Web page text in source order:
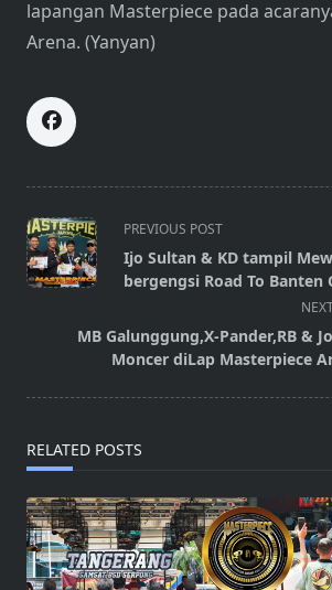
lapangan Masterpiece pada
Arena. (Yanyan)
<span
class="nav-
subtitle
reader-
text">Page</span>
PREVIOUS POST
Ijo Sultan & KD tampil
bergengsi Road To Banten
MB Galunggung,X-Pander,RB &
Moncer diLap Masterpiece
RELATED POSTS